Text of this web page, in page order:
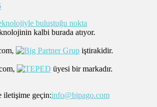
kalbi burada atıyor.
iştirakidir.
üyesi bir markadır.
iletişime geçin:info@bipago.com